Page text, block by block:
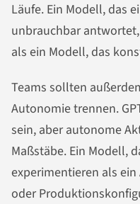
Läufe. Ein Modell, das
unbrauchbar
als ein Modell, das
Teams sollten
Autonomie trennen.
sein, aber autonome
Maßstäbe. Ein Modell,
experimentieren als
oder